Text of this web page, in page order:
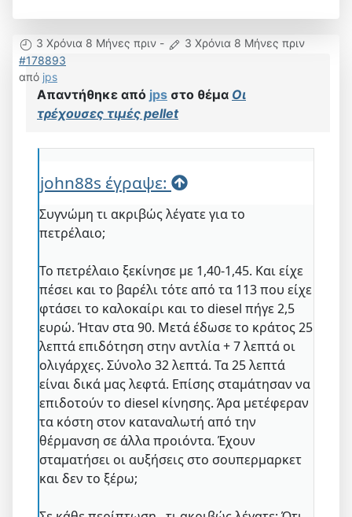
3 Χρόνια 8 Μήνες πριν -
3 Χρόνια 8 Μήνες πριν
#178893
από jps
Απαντήθηκε από jps στο θέμα Οι
τρέχουσες τιμές pellet
john88s έγραψε:
Συγνώμη τι ακριβώς λέγατε για το
πετρέλαιο;
Το πετρέλαιο ξεκίνησε με 1,40-1,45. Και είχε
πέσει και το βαρέλι τότε από τα 113 που είχε
φτάσει το καλοκαίρι και το diesel πήγε 2,5
ευρώ. Ήταν στα 90. Μετά έδωσε το κράτος 25
λεπτά επιδότηση στην αντλία + 7 λεπτά οι
ολιγάρχες. Σύνολο 32 λεπτά. Τα 25 λεπτά
είναι δικά μας λεφτά. Επίσης σταμάτησαν να
επιδοτούν το diesel κίνησης. Άρα μετέφεραν
τα κόστη στον καταναλωτή από την
θέρμανση σε άλλα προιόντα. Έχουν
σταματήσει οι αυξήσεις στο σουπερμαρκετ
και δεν το ξέρω;